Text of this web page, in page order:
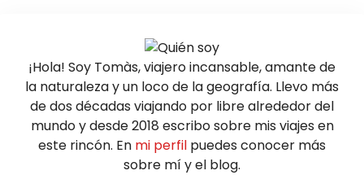
¡Hola! Soy Tomàs, viajero incansable, amante de
la naturaleza y un loco de la geografía. Llevo más
de dos décadas viajando por libre alrededor del
mundo y desde 2018 escribo sobre mis viajes en
este rincón. En mi perfil puedes conocer más
sobre mí y el blog.